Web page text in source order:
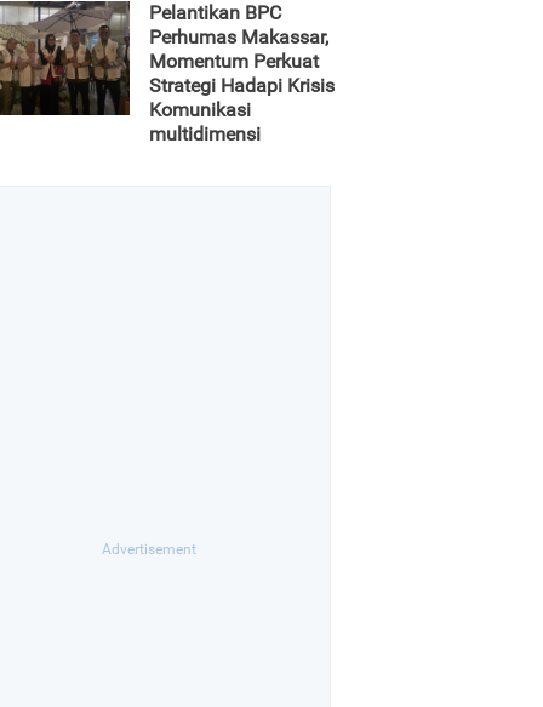
Pelantikan BPC
Perhumas Makassar,
Momentum Perkuat
Strategi Hadapi Krisis
Komunikasi
multidimensi